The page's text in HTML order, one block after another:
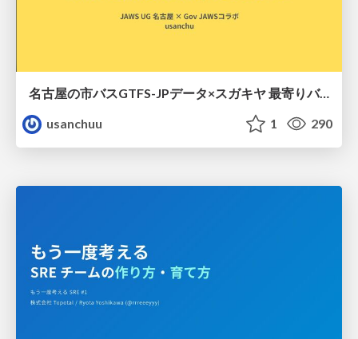
名古屋の市バスGTFS-JPデータ×スガキヤ 最寄りバス停検索をAmazon ElastiCache Serverless for Valkeyで最適化する
usanchuu
1 290